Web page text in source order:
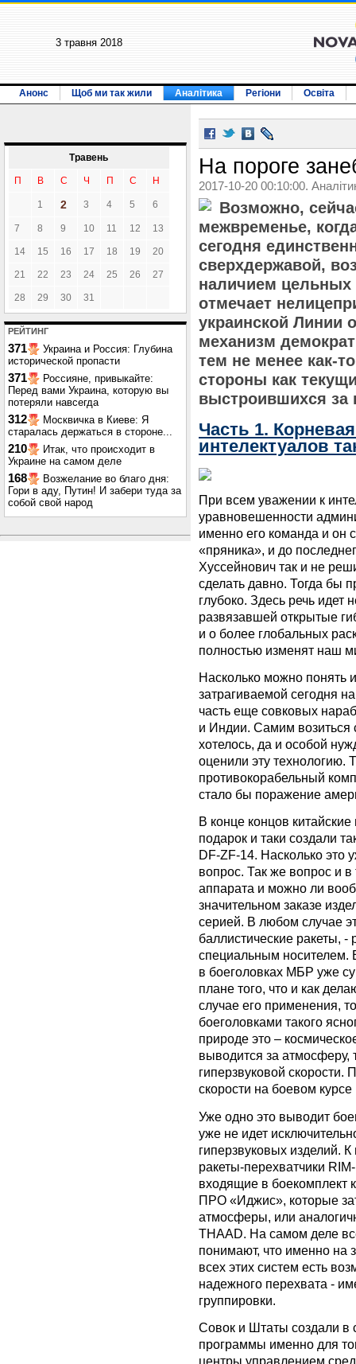
3 травня 2018
Анонс Щоб ми так жили Аналітика Регіони Освіта
Травень
П В С Ч П С Н
1 2 3 4 5 6
7 8 9 10 11 12 13
14 15 16 17 18 19 20
21 22 23 24 25 26 27
28 29 30 31
РЕЙТИНГ
371
Украина и Россия: Глубина
исторической пропасти
371
Россияне, привыкайте:
Перед вами Украина, которую вы
потеряли навсегда
312
Москвичка в Киеве: Я
старалась держаться в стороне...
210
Итак, что происходит в
Украине на самом деле
168
Возжелание во благо дня:
Гори в аду, Путин! И забери туда за
собой свой народ
На пороге
2017-10-20 00:10:00.
Возможно,
межвременье,
сегодня
сверхдержавой,
наличием цельных
отмечает
украинской Линии
механизм
тем не менее как-
стороны как
выстроившихся за
Часть 1.
интелектуалов
При всем уважении к
уравновешенности
именно его команда и он
«пряника», и до
Хуссейнович так и не
сделать давно. Тогда бы
глубоко. Здесь речь идет
развязавшей открытые
и о более глобальных
полностью изменят наш
Насколько можно
затрагиваемой сегодня
часть еще совковых
и Индии. Самим возиться
хотелось, да и особой
оценили эту технологию.
противокорабельный
стало бы поражение
В конце концов
подарок и таки создали
DF-ZF-14. Насколько это
вопрос. Так же вопрос и в
аппарата и можно ли
значительном заказе
серией. В любом случае
баллистические ракеты, -
специальным
в боеголовках МБР уже
плане того, что и как
случае его применения,
боеголовками такого
природе это –
выводится за атмосферу,
гиперзвуковой скорости.
скорости на боевом
Уже одно это выводит
уже не идет
гиперзвуковых изделий.
ракеты-перехватчики
входящие в боекомплект
ПРО «Иджис», которые
атмосферы, или
THAAD. На самом деле
понимают, что именно на
всех этих систем есть
надежного перехвата -
группировки.
Совок и Штаты создали в
программы именно для
центры управлением